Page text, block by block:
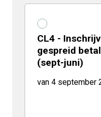
CL4 -
gespreid
(sept-juni)
van 4 september